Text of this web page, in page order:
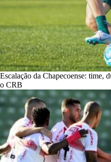
Escalação da Chapecoense: time,
o CRB